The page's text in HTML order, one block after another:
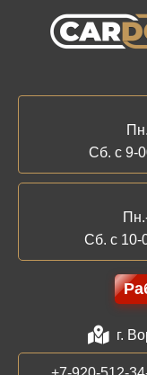
Сб. с 9-
Сб. с 10-
г.